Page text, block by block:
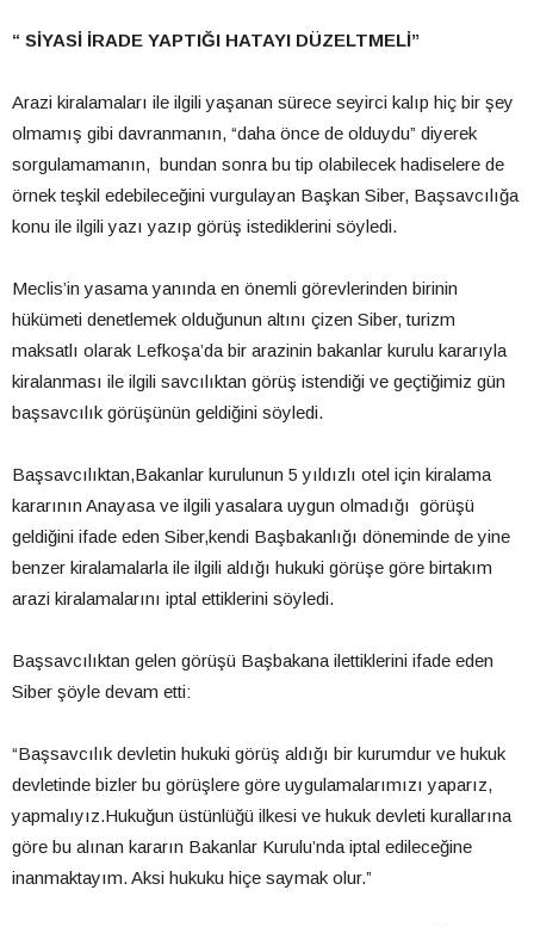
“ SİYASİ İRADE YAPTIĞI HATAYI DÜZELTMELİ”
Arazi kiralamaları ile ilgili yaşanan sürece seyirci kalıp hiç bir şey
olmamış gibi davranmanın, “daha önce de olduydu” diyerek
sorgulamamanın, bundan sonra bu tip olabilecek hadiselere de
örnek teşkil edebileceğini vurgulayan Başkan Siber, Başsavcılığa
konu ile ilgili yazı yazıp görüş istediklerini söyledi.
Meclis’in yasama yanında en önemli görevlerinden birinin
hükümeti denetlemek olduğunun altını çizen Siber, turizm
maksatlı olarak Lefkoşa’da bir arazinin bakanlar kurulu kararıyla
kiralanması ile ilgili savcılıktan görüş istendiği ve geçtiğimiz gün
başsavcılık görüşünün geldiğini söyledi.
Başsavcılıktan,Bakanlar kurulunun 5 yıldızlı otel için kiralama
kararının Anayasa ve ilgili yasalara uygun olmadığı görüşü
geldiğini ifade eden Siber,kendi Başbakanlığı döneminde de yine
benzer kiralamalarla ile ilgili aldığı hukuki görüşe göre birtakım
arazi kiralamalarını iptal ettiklerini söyledi.
Başsavcılıktan gelen görüşü Başbakana ilettiklerini ifade eden
Siber şöyle devam etti:
“Başsavcılık devletin hukuki görüş aldığı bir kurumdur ve hukuk
devletinde bizler bu görüşlere göre uygulamalarımızı yaparız,
yapmalıyız.Hukuğun üstünlüğü ilkesi ve hukuk devleti kurallarına
göre bu alınan kararın Bakanlar Kurulu’nda iptal edileceğine
inanmaktayım. Aksi hukuku hiçe saymak olur.”